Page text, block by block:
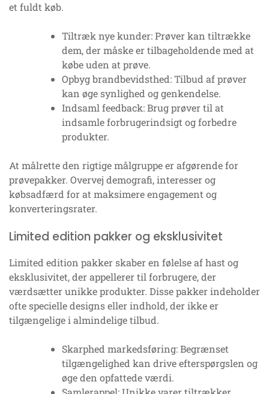
et fuldt køb.
Tiltræk nye kunder: Prøver kan tiltrække
dem, der måske er tilbageholdende med at
købe uden at prøve.
Opbyg brandbevidsthed: Tilbud af prøver
kan øge synlighed og genkendelse.
Indsaml feedback: Brug prøver til at
indsamle forbrugerindsigt og forbedre
produkter.
At målrette den rigtige målgruppe er afgørende for
prøvepakker. Overvej demografi, interesser og
købsadfærd for at maksimere engagement og
konverteringsrater.
Limited edition pakker og eksklusivitet
Limited edition pakker skaber en følelse af hast og
eksklusivitet, der appellerer til forbrugere, der
værdsætter unikke produkter. Disse pakker indeholder
ofte specielle designs eller indhold, der ikke er
tilgængelige i almindelige tilbud.
Skarphed markedsføring: Begrænset
tilgængelighed kan drive efterspørgslen og
øge den opfattede værdi.